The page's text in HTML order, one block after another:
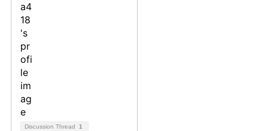
Discussion Thread 1